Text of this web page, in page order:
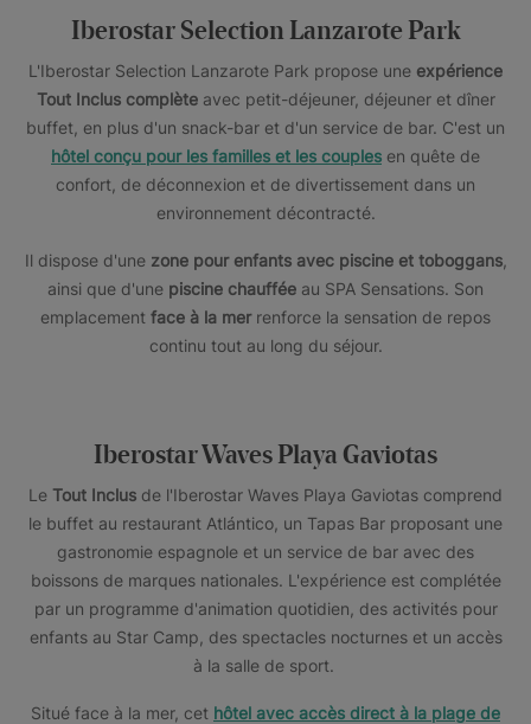
Iberostar Selection Lanzarote Park
L'Iberostar Selection Lanzarote Park propose une expérience
Tout Inclus complèteavec petit-déjeuner, déjeuner et dîner
buffet, en plus d'un snack-bar et d'un service de bar. C'est un
hôtel conçu pour les familles et les couples en quête de
confort, de déconnexion et de divertissement dans un
environnement décontracté.
Il dispose d'une zone pour enfants avec piscine et toboggans,
ainsi que d'une piscine chauffée au SPA Sensations. Son
emplacement face à la mer renforce la sensation de repos
continu tout au long du séjour.
Iberostar Waves Playa Gaviotas
Le Tout Inclus de l'Iberostar Waves Playa Gaviotas comprend
le buffet au restaurant Atlántico, un Tapas Bar proposant une
gastronomie espagnole et un service de bar avec des
boissons de marques nationales. L'expérience est complétée
par un programme d'animation quotidien, des activités pour
enfants au Star Camp, des spectacles nocturnes et un accès
à la salle de sport.
Situé face à la mer, cet hôtel avec accès direct à la plage de